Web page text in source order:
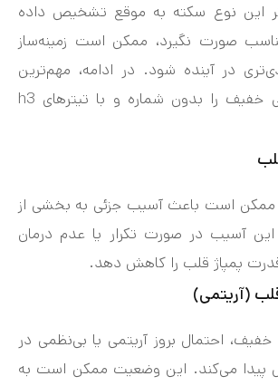
این نوع سکته به موقع تشخیص داده
صورت نگیرد، ممکن است زمینه‌ساز
در آینده شود. در ادامه، مهم‌ترین
عوارض سکته قلبی خفیف را بدون شماره و با تیترهای h3
است باعث آسیب جزئی به بخشی از
آسیب در صورت تکرار یا عدم درمان
پمپاژ قلب را کاهش دهد.
(آریتمی)
احتمال بروز آریتمی یا بی‌نظمی در
پیدا می‌کند. این وضعیت ممکن است به